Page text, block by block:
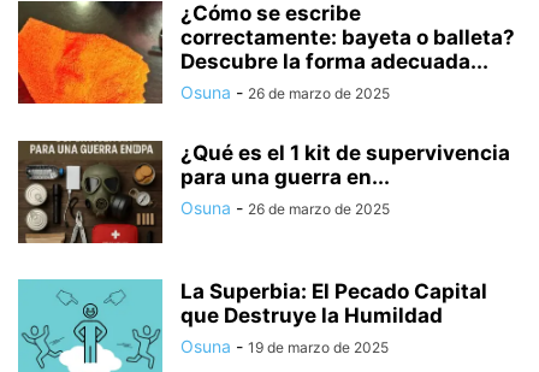
¿Cómo se escribe
correctamente: bayeta o balleta?
Descubre la forma adecuada...
Osuna - 26 de marzo de 2025
¿Qué es el 1 kit de supervivencia
para una guerra en...
Osuna - 26 de marzo de 2025
La Superbia: El Pecado Capital
que Destruye la Humildad
Osuna - 19 de marzo de 2025